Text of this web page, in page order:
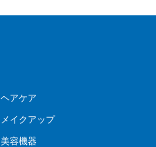
ヘアケア
メイクアップ
美容機器